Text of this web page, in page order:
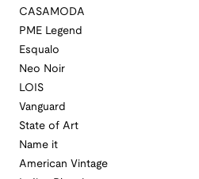
CASAMODA
PME Legend
Esqualo
Neo Noir
LOIS
Vanguard
State of Art
Name it
American Vintage